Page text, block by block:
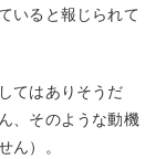
いると報じられて
てはありそうだ
、そのような動機
ん）。